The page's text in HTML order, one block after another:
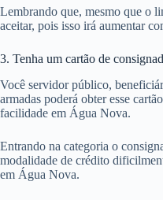
Lembrando que, mesmo que o
aceitar, pois isso irá aumentar
3. Tenha um cartão de
Você servidor público,
armadas poderá obter esse
facilidade em Água Nova.
Entrando na categoria o
modalidade de crédito
em Água Nova.